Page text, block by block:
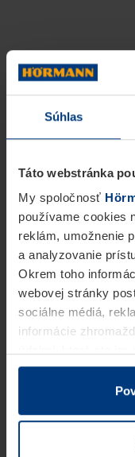
Súhlas
Táto webstránka
My spoločnosť
používame cookies
reklám, umožnenie
a analyzovanie
Okrem toho
webovej stránky
sociálne médiá,
informácie
v rámci Vášho
Z právneho
prevádzku tejto
potrebujeme Vaše